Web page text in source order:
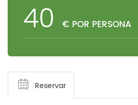
40 € POR PERSONA
Reservar